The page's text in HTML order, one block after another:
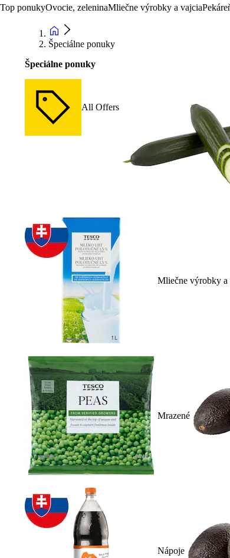
Top ponukyOvocie, zeleninaMliečne výrobky a vajcia
Špeciálne ponuky
Špeciálne ponuky
All Offers
Mliečne výrobky a
Mrazené
Nápoje